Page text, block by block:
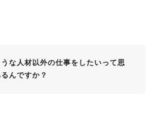
な人材以外の仕事をしたいって思
んですか？